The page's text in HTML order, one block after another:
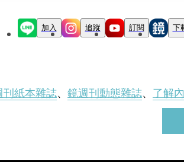
加入 追蹤 訂閱 下
刊紙本雜誌、 鏡週刊動態雜誌、 了解